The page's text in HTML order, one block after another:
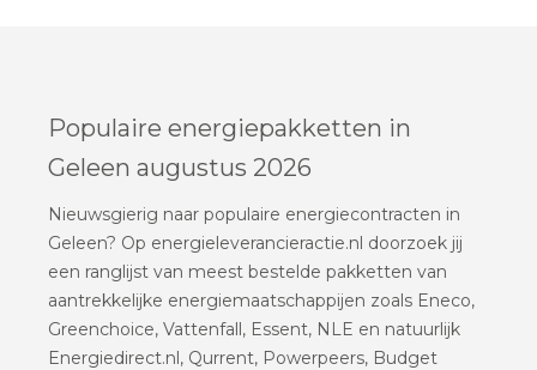
Populaire energiepakketten in
Geleen augustus 2026
Nieuwsgierig naar populaire energiecontracten in
Geleen? Op energieleverancieractie.nl doorzoek jij
een ranglijst van meest bestelde pakketten van
aantrekkelijke energiemaatschappijen zoals Eneco,
Greenchoice, Vattenfall, Essent, NLE en natuurlijk
Energiedirect.nl, Qurrent, Powerpeers, Budget